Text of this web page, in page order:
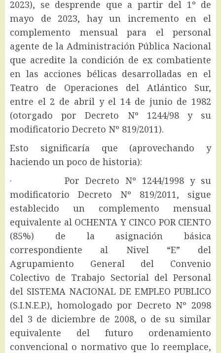
2023), se desprende que a partir del 1º de
mayo de 2023, hay un incremento en el
complemento mensual para el personal
agente de la Administración Pública Nacional
que acredite la condición de ex combatiente
en las acciones bélicas desarrolladas en el
Teatro de Operaciones del Atlántico Sur,
entre el 2 de abril y el 14 de junio de 1982
(otorgado por Decreto Nº 1244/98 y su
modificatorio Decreto Nº 819/2011).
Esto significaría que (aprovechando y
haciendo un poco de historia):
· Por Decreto Nº 1244/1998 y su
modificatorio Decreto Nº 819/2011, sigue
establecido un complemento mensual
equivalente al OCHENTA Y CINCO POR CIENTO
(85%) de la asignación básica
correspondiente al Nivel “E” del
Agrupamiento General del Convenio
Colectivo de Trabajo Sectorial del Personal
del SISTEMA NACIONAL DE EMPLEO PUBLICO
(S.I.N.E.P.), homologado por Decreto Nº 2098
del 3 de diciembre de 2008, o de su similar
equivalente del futuro ordenamiento
convencional o normativo que lo reemplace,